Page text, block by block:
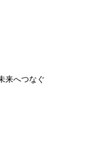
来へつなぐ